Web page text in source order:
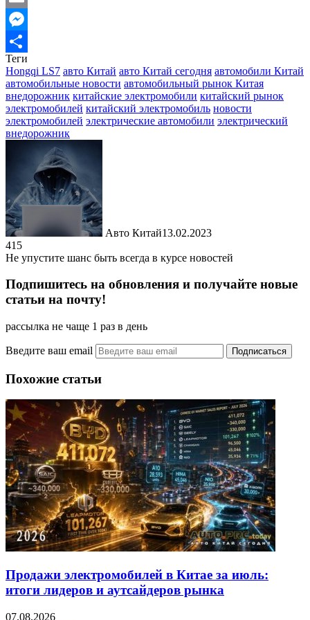
Email
Messenger
Отправить
Теги
Hongqi LS7 авто Китай авто Китай сегодня автомобили Китай
автомобильные новости автомобильный рынок Китая
внедорожник китайские электромобили китайский рынок
электромобилей китайский электромобиль новости
электромобилей электрические автомобили электрический
внедорожник
Авто Китай13.02.2023
415
Не упустите шанс быть всегда в курсе новостей
Подпишитесь на обновления и получайте новые
статьи на почту!
рассылка не чаще 1 раз в день
Введите ваш email
Похожие статьи
Продажи электромобилей в Китае за июль:
итоги лидеров и аутсайдеров рынка
07.08.2026